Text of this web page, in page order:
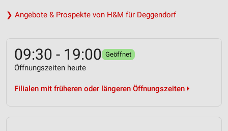
❯ Angebote & Prospekte von H&M für Deggendorf
09:30 - 19:00 Geöffnet
Öffnungszeiten heute
Filialen mit früheren oder längeren Öffnungszeiten